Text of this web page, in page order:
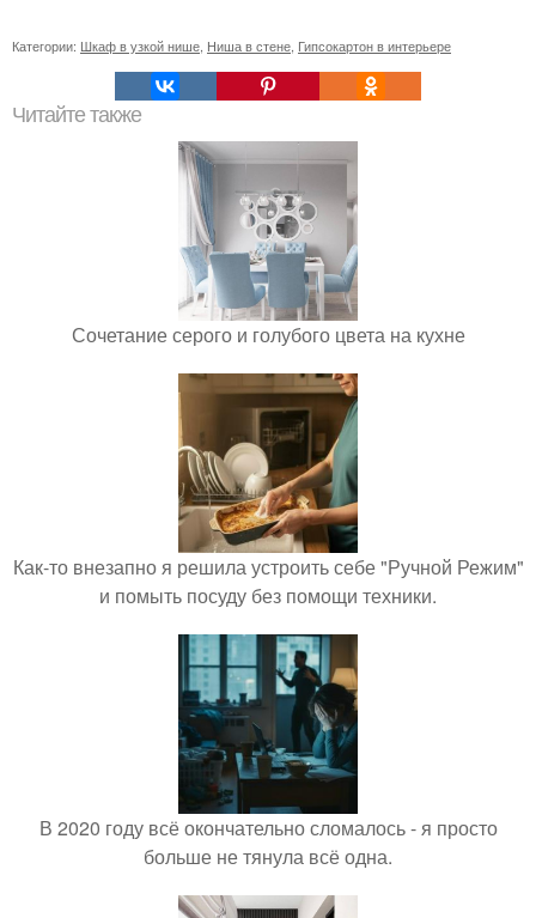
Категории: Шкаф в узкой нише Ниша в стене Гипсокартон в интерьере
Читайте также
Сочетание серого и голубого цвета на кухне
Как-то внезапно я решила устроить себе "Ручной Режим"
и помыть посуду без помощи техники.
В 2020 году всё окончательно сломалось - я просто
больше не тянула всё одна.